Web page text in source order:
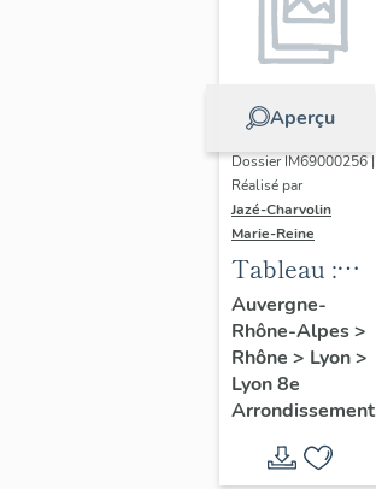
Aperçu
Dossier IM69000256 |
Réalisé par
Jazé-Charvolin
Marie-Reine
Tableau :
Louis
Lumière et
son appareil
de
projection
en relief
Auvergne-
Rhône-Alpes>
Rhône > Lyon>
Lyon 8e
Arrondissement